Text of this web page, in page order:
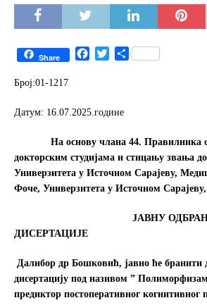
Share
b
o
k
t
r
S
Број:01-1217
Датум: 16.07.2025.године
На основу члана 44. Правилника
докторским студијама и стицању звања
Универзитета у Источном Сарајеву,
Фоче, Универзитета у Источном Сарајеву,
ЈАВНУ ОДБРАНУ
ДИСЕРТАЦИЈЕ
Далибор др Бошковић, јавно ће бранити
дисертацију под називом ” Полиморфизам
предиктор постоперативног когнитивног